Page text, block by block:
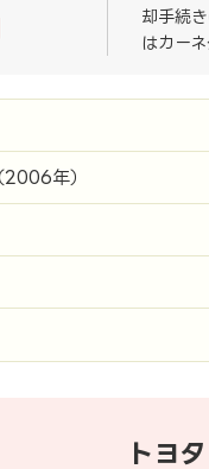
却手続
はカー
年）
トヨ